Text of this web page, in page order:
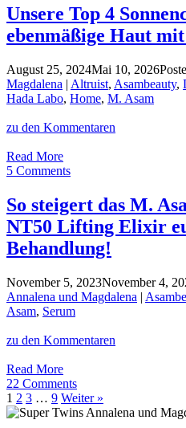
Serum:
Warum
ihr
Lifting-
Serum
braucht!
Unsere Top 4
ebenmäßige Haut
August 25, 2024Mai 10, 2026
Magdalena | Altruist, Asambeauty,
Hada Labo, Home, M. Asam
zu den Kommentaren
Read MoreUnsere
Top
Sonnencremes
für
ebenmäßige
Haut
mit
Glow
5 Comments
So steigert das M.
NT50 Lifting Elixir
Behandlung!
November 5, 2023November 4,
Annalena und Magdalena |
Asam, Serum
zu den Kommentaren
Read MoreSo
steigert
das
M.
22 Comments
1 2 3 … 9 Weiter »